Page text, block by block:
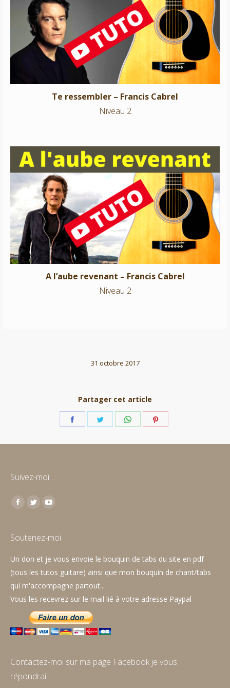
Te ressembler – Francis Cabrel
Niveau 2
Te ressembler – Francis Cabrel
Niveau 2
A l’aube revenant – Francis Cabrel
Niveau 2
A l’aube revenant – Francis Cabrel
Niveau 2
31 octobre 2017
Partager cet article
Partager Partager Partager
Suivez-moi…
Trouvez nous sur :
Facebook
opens
new
window
Twitter
opens
new
window
YouTube
opens
new
window
Soutenez-moi
Un don et je vous envoie le bouquin de tabs du site en pdf
(tous les tutos guitare) ainsi que mon bouquin de chant/tabs
qui m'accompagne partout...
Vous les recevrez sur le mail lié à votre adresse Paypal
Contactez-moi sur ma page Facebook je vous
répondrai…